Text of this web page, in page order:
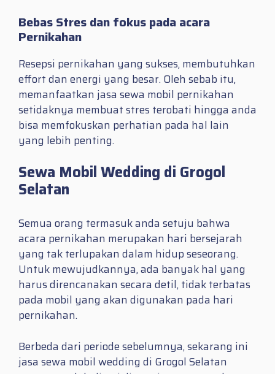
Bebas Stres dan fokus pada acara
Pernikahan
Resepsi pernikahan yang sukses, membutuhkan
effort dan energi yang besar. Oleh sebab itu,
memanfaatkan jasa sewa mobil pernikahan
setidaknya membuat stres terobati hingga anda
bisa memfokuskan perhatian pada hal lain
yang lebih penting.
Sewa Mobil Wedding di Grogol
Selatan
Semua orang termasuk anda setuju bahwa
acara pernikahan merupakan hari bersejarah
yang tak terlupakan dalam hidup seseorang.
Untuk mewujudkannya, ada banyak hal yang
harus direncanakan secara detil, tidak terbatas
pada mobil yang akan digunakan pada hari
pernikahan.
Berbeda dari periode sebelumnya, sekarang ini
jasa sewa mobil wedding di Grogol Selatan